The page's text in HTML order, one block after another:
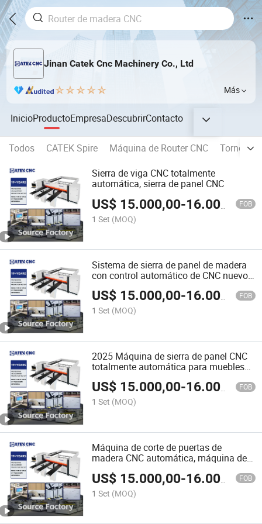
Jinan Catek Cnc Machinery Co., Ltd
Más
InicioProductoEmpresaDescubrirContacto
Todos CATEK Spire Máquina de Router CNC
Torno de
Sierra de viga CNC totalmente
automática, sierra de panel CNC
US$ 15.000,00-16.000,00 FOB
1 Set (MOQ)
Sistema de sierra de panel de madera
con control automático de CNC nuevo
para fabricación
US$ 15.000,00-16.000,00 FOB
1 Set (MOQ)
2025 Máquina de sierra de panel CNC
totalmente automática para muebles
de madera
US$ 15.000,00-16.000,00 FOB
1 Set (MOQ)
Máquina de corte de puertas de
madera CNC automática, máquina de
CNC
US$ 15.000,00-16.000,00 FOB
1 Set (MOQ)